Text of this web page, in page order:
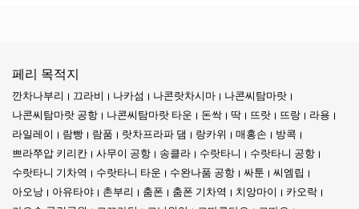
페리 목적지
깐차나부리 끄라비 나카섬 나콘랏차시마
나콘씨탐마랏
나콘씨탐마랏 공항
나콘씨탐마랏 타운 돈싹 딱 뜨랏 뜨랑
라용
라일레이
람빵 람품 랏차프라파 댐 랑카위 매홍손
방콕
쁘라쭈압 키리칸
사무이 공항 송클라 수랏타니
수랏타니 공항
수랏타니 기차역
수랏타니 타운 수완나품 공항 싸툰
씨엠립
아오낭
아유타야 촌부리 춤폰 춤폰 기차역 치앙마이
카오락